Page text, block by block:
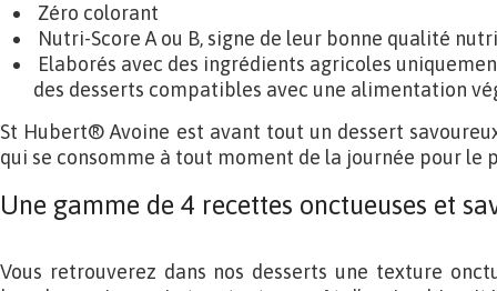
Zéro colorant
Nutri-Score A ou B, signe de leur bonne qualité
Elaborés avec des ingrédients agricoles
des desserts compatibles avec une alimentation
St Hubert® Avoine est avant tout un dessert
qui se consomme à tout moment de la journée pour le
Une gamme de 4 recettes onctueuses et
Vous retrouverez dans nos desserts une texture